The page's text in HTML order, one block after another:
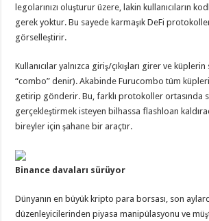
legolarınızı oluşturur üzere, lakin kullanıcıların
gerek yoktur. Bu sayede karmaşık DeFi
görselleştirir.
Kullanıcılar yalnızca giriş/çıkışları girer ve küplerin
“combo” denir). Akabinde Furucombo tüm
getirip gönderir. Bu, farklı protokoller ortasında
gerçekleştirmek isteyen bilhassa flashloan
bireyler için şahane bir araçtır.
Binance davaları sürüyor
Dünyanın en büyük kripto para borsası, son
düzenleyicilerinden piyasa manipülasyonu ve